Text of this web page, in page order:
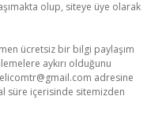
olup, siteye üye olarak
ücretsiz bir bilgi paylaşım
aykırı olduğunu
adresine
süre içerisinde sitemizden